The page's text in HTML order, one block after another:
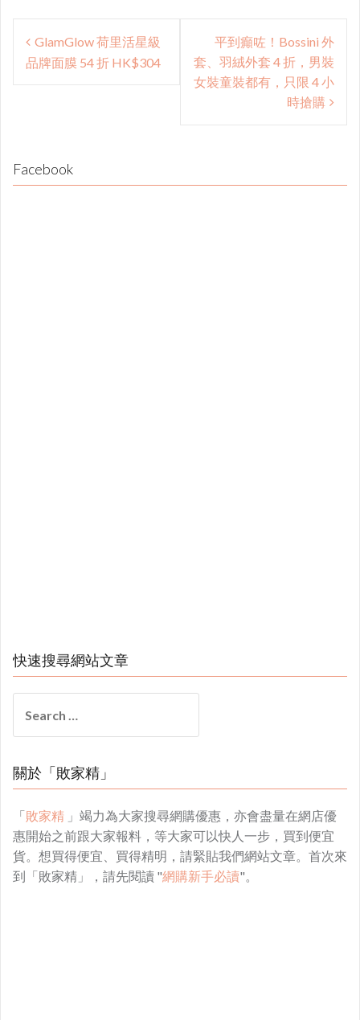
Post
navigation
GlamGlow 荷里活星級
品牌面膜 54 折 HK$304
平到癲咗！Bossini 外
套、羽絨外套 4 折，男裝
女裝童裝都有，只限 4 小
時搶購
Facebook
快速搜尋網站文章
for:
關於「敗家精」
「敗家精 」竭力為大家搜尋網購優惠，亦會盡量在網店優
惠開始之前跟大家報料，等大家可以快人一步，買到便宜
貨。想買得便宜、買得精明，請緊貼我們網站文章。首次來
到「敗家精」，請先閱讀 "網購新手必讀"。